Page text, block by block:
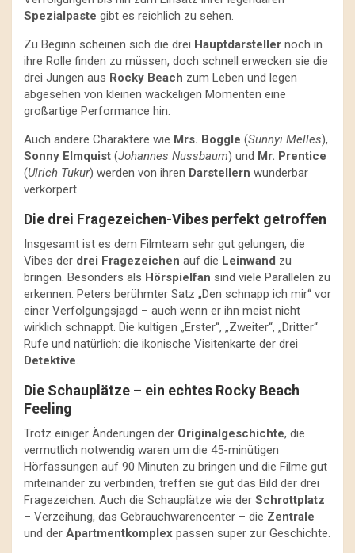
Spezialpaste gibt es reichlich zu sehen.
Zu Beginn scheinen sich die drei Hauptdarsteller noch in
ihre Rolle finden zu müssen, doch schnell erwecken sie die
drei Jungen aus Rocky Beach zum Leben und legen
abgesehen von kleinen wackeligen Momenten eine
großartige Performance hin.
Auch andere Charaktere wie Mrs. Boggle (Sunnyi Melles),
Sonny Elmquist (Johannes Nussbaum) und Mr. Prentice
(Ulrich Tukur) werden von ihren Darstellern wunderbar
verkörpert.
Die drei Fragezeichen-Vibes perfekt getroffen
Insgesamt ist es dem Filmteam sehr gut gelungen, die
Vibes der drei Fragezeichen auf die Leinwand zu
bringen. Besonders als Hörspielfan sind viele Parallelen zu
erkennen. Peters berühmter Satz „Den schnapp ich mir“ vor
einer Verfolgungsjagd – auch wenn er ihn meist nicht
wirklich schnappt. Die kultigen „Erster“, „Zweiter“, „Dritter“
Rufe und natürlich: die ikonische Visitenkarte der drei
Detektive.
Die Schauplätze – ein echtes Rocky Beach
Feeling
Trotz einiger Änderungen der Originalgeschichte, die
vermutlich notwendig waren um die 45-minütigen
Hörfassungen auf 90 Minuten zu bringen und die Filme gut
miteinander zu verbinden, treffen sie gut das Bild der drei
Fragezeichen. Auch die Schauplätze wie der Schrottplatz
– Verzeihung, das Gebrauchwarencenter – die Zentrale
und der Apartmentkomplex passen super zur Geschichte.